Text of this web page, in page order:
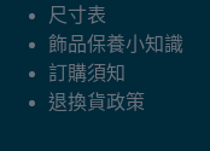
尺寸表
飾品保養小知識
訂購須知
退換貨政策